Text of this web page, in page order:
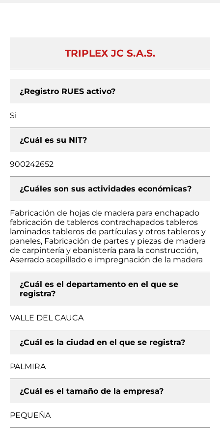
TRIPLEX JC S.A.S.
¿Registro RUES activo?
Si
¿Cuál es su NIT?
900242652
¿Cuáles son sus actividades económicas?
Fabricación de hojas de madera para enchapado
fabricación de tableros contrachapados tableros
laminados tableros de partículas y otros tableros y
paneles, Fabricación de partes y piezas de madera
de carpintería y ebanistería para la construcción,
Aserrado acepillado e impregnación de la madera
¿Cuál es el departamento en el que se
registra?
VALLE DEL CAUCA
¿Cuál es la ciudad en el que se registra?
PALMIRA
¿Cuál es el tamaño de la empresa?
PEQUEÑA